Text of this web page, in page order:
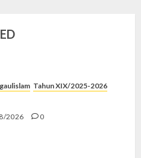
Tahun XIX/2025-2026
2026 0